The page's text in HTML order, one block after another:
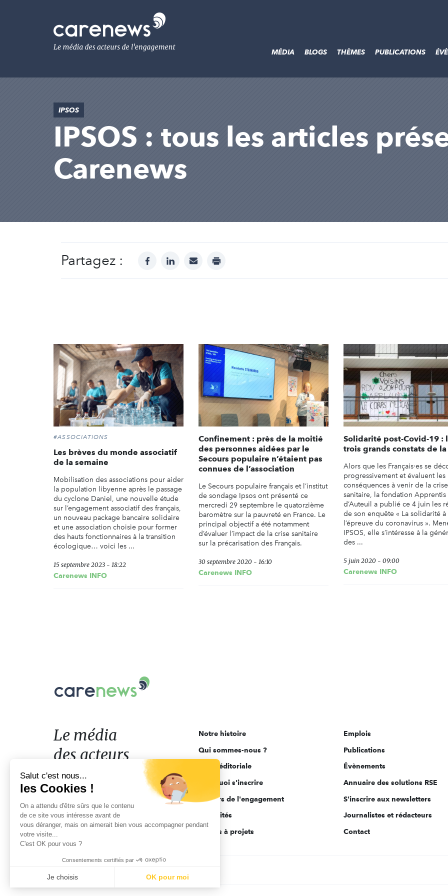
Le
média
de
MÉDIA BLOGS THÈMES PUBLICATIONS
IPSOS
IPSOS : tous les articles
Carenews
Partagez : facebooklinkedinmail print
#ASSOCIATIONS
Les brèves du monde associatif
de la semaine
Mobilisation des associations pour aider
la population libyenne après le passage
du cyclone Daniel, une nouvelle étude
sur l’engagement associatif des français,
un nouveau package bancaire solidaire
et une association choisie pour former
des hauts fonctionnaires à la transition
écologique… voici les ...
15 septembre 2023 - 18:22
Carenews INFO
Confinement : près de la moitié
des personnes aidées par le
Secours populaire n’étaient pas
connues de l’association
Le Secours populaire français et l’institut
de sondage Ipsos ont présenté ce
mercredi 29 septembre le quatorzième
baromètre sur la pauvreté en France. Le
principal objectif a été notamment
d’évaluer l’impact de la crise sanitaire
sur la précarisation des Français.
30 septembre 2020 - 16:10
Carenews INFO
Solidarité post-Covid-19 :
trois grands constats de la
Alors que les Français·es se
progressivement et évaluent les
conséquences à venir de la crise
sanitaire, la fondation Apprentis
d’Auteuil a publié ce 4 juin les
de son enquête « La solidarité à
l’épreuve du coronavirus ».
IPSOS, elle s’intéresse à la
des ...
5 juin 2020 - 09:00
Carenews INFO
Le
acteurs
de
l'engagement
Le média
des acteurs
de l'engagement
Notre histoire
Qui sommes-nous ?
Ligne éditoriale
Pourquoi s'inscrire
Acteurs de l'engagement
Actualités
Appels à projets
Emplois
Publications
Évènements
Annuaire des solutions RSE
S'inscrire aux newsletters
Journalistes et rédacteurs
Contact
Salut c'est nous...
les Cookies !
On a attendu d'être sûrs que le contenu
de ce site vous intéresse avant de
vous déranger, mais on aimerait bien vous accompagner pendant
votre visite...
C'est OK pour vous ?
Consentements certifiés par
Je choisis OK pour moi